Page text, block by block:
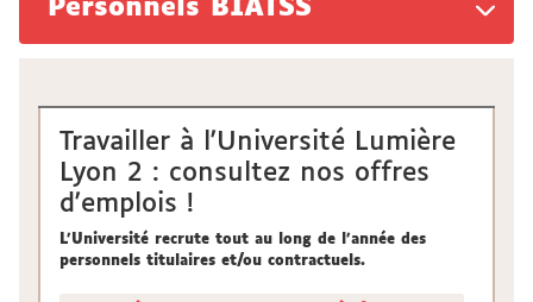
Personnels BIATSS
Travailler à l'Université Lumière
Lyon 2 : consultez nos offres
d'emplois !
L'Université recrute tout au long de l'année des
personnels titulaires et/ou contractuels.